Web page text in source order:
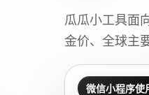
瓜瓜小工具面
金价、全球主
微信小程序使